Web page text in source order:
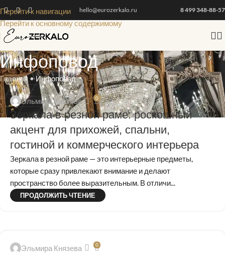
Перейти к навигации
Перейти к основному содержимому
hello@eurozerkalo.ru 8 499 348-88-57
Инфоповод
Главная •Инфоповод
Эльмира Князева 0
Зеркала в резной раме: роскошный
акцент для прихожей, спальни,
гостиной и коммерческого интерьера
Зеркала в резной раме — это интерьерные предметы,
которые сразу привлекают внимание и делают
пространство более выразительным. В отличи...
ПРОДОЛЖИТЬ ЧТЕНИЕ
Эльмира Князева 0